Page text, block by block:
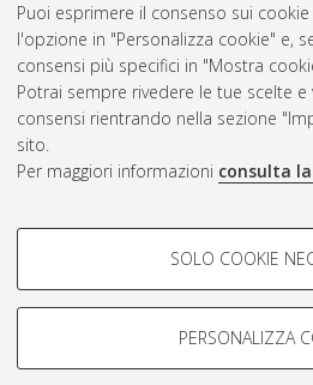
Puoi esprimere il consenso sui
l'opzione in "Personalizza cookie" e,
consensi più specifici in "Mostra
Potrai sempre rivedere le tue scelte
consensi rientrando nella sezione
sito.
Per maggiori informazioni consulta
COOKIE DI PROFILAZIONE -
Si tratta di cookie utilizzati per
navigazione degli utenti, creare profili
SOLO COOKIE
PERSONALIZZA
Rss 1.0
Rss 2.0
ISSN: 2038-7946
Impostazioni Cookie
Informativa sulla privacy
Condizioni d’uso del sito